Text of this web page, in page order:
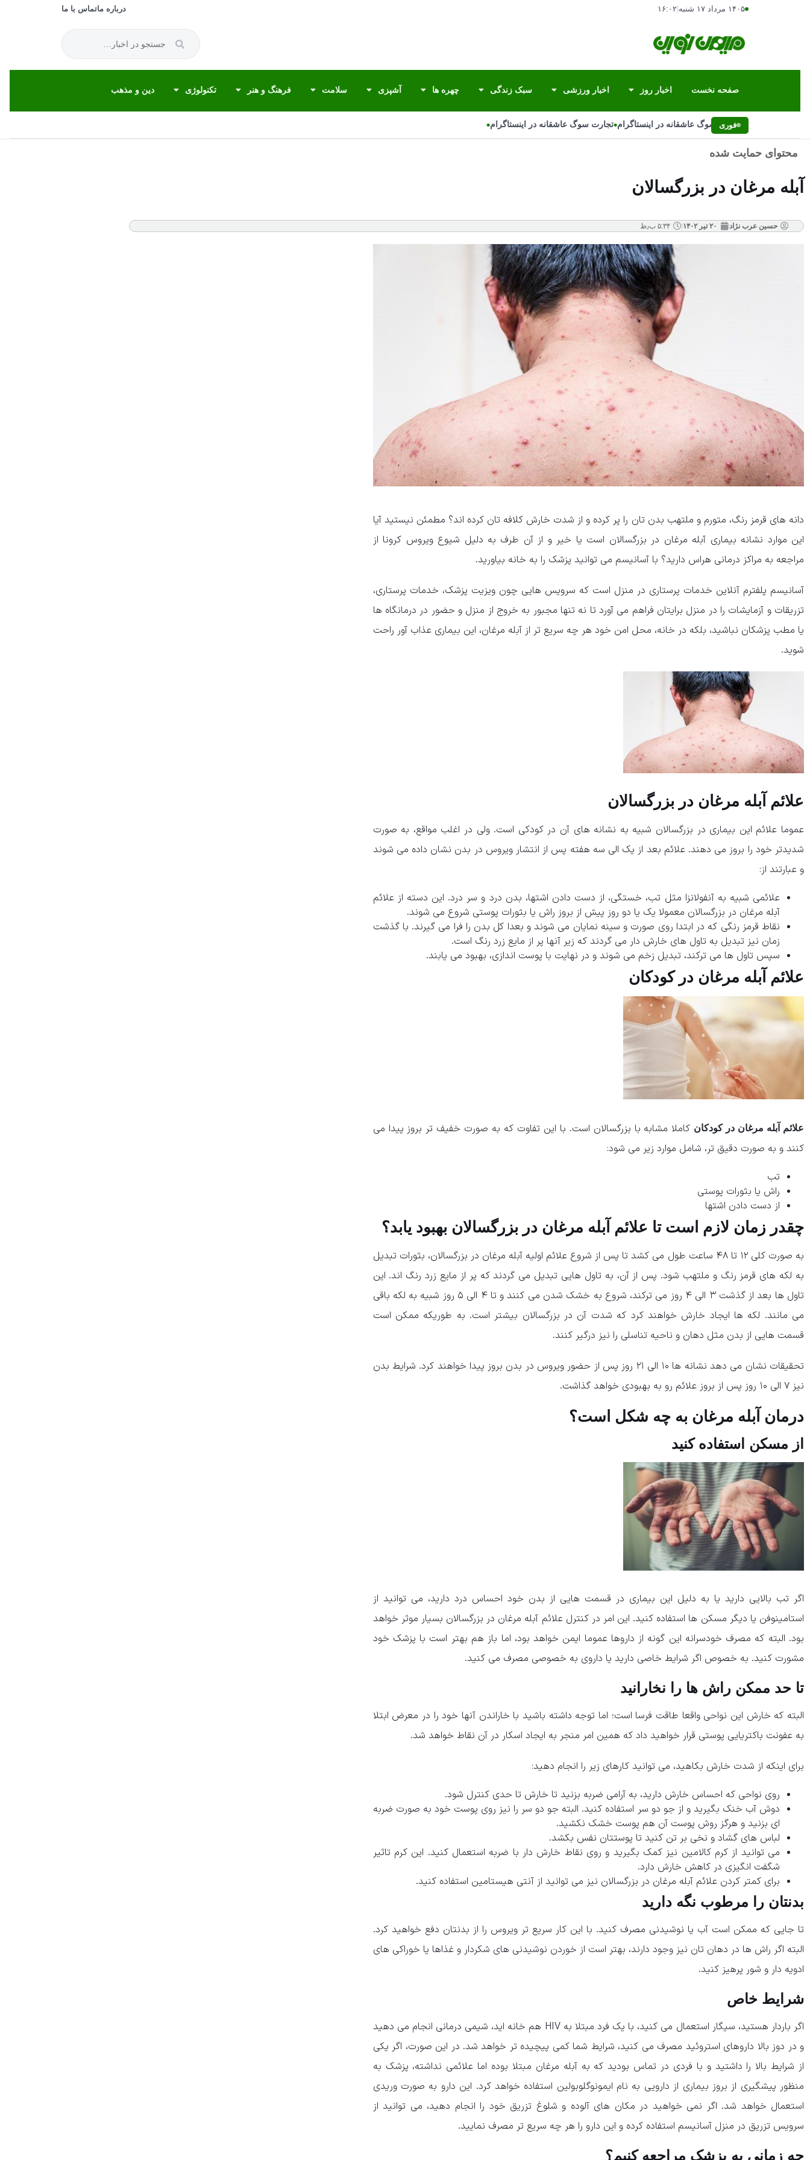
۱۴۰۵ مرداد ۱۷ شنبه ۱۶:۰۲ درباره ماتماس با ما
صفحه نخست اخبار روز اخبار ورزشی سبک زندگی چهره ها آشپزی سلامت فرهنگ و هنر تکنولوژی دین و مذهب
فوری
تجارت سوگ عاشقانه در اینستاگرام•تجارت سوگ عاشقانه در اینستاگرام•
محتوای حمایت شده
آبله مرغان در بزرگسالان
حسین عرب نژاد ۲۰ تیر ۱۴۰۲ ۵:۳۴ ب٫ظ
دانه های قرمز رنگ، متورم و ملتهب بدن تان را پر کرده و از شدت خارش کلافه تان کرده اند؟ مطمئن نیستید آیا
این موارد نشانه بیماری آبله مرغان در بزرگسالان است یا خیر و از آن طرف به دلیل شیوع ویروس کرونا از
مراجعه به مراکز درمانی هراس دارید؟ با آسانیسم می توانید پزشک را به خانه بیاورید.
آسانیسم پلفترم آنلاین خدمات پرستاری در منزل است که سرویس هایی چون ویزیت پزشک، خدمات پرستاری،
تزریقات و آزمایشات را در منزل برایتان فراهم می آورد تا نه تنها مجبور به خروج از منزل و حضور در درمانگاه ها
یا مطب پزشکان نباشید، بلکه در خانه، محل امن خود هر چه سریع تر از آبله مرغان، این بیماری عذاب آور راحت
شوید.
علائم آبله مرغان در بزرگسالان
عموما علائم این بیماری در بزرگسالان شبیه به نشانه های آن در کودکی است. ولی در اغلب مواقع، به صورت
شدیدتر خود را بروز می دهند. علائم بعد از یک الی سه هفته پس از انتشار ویروس در بدن نشان داده می شوند
و عبارتند از:
علائمی شبیه به آنفولانزا مثل تب، خستگی، از دست دادن اشتها، بدن درد و سر درد. این دسته از علائم
آبله مرغان در بزرگسالان معمولا یک یا دو روز پیش از بروز راش یا بثورات پوستی شروع می شوند.
نقاط قرمز رنگی که در ابتدا روی صورت و سینه نمایان می شوند و بعدا کل بدن را فرا می گیرند. با گذشت
زمان نیز تبدیل به تاول های خارش دار می گردند که زیر آنها پر از مایع زرد رنگ است.
سپس تاول ها می ترکند، تبدیل زخم می شوند و در نهایت با پوست اندازی، بهبود می یابند.
علائم آبله مرغان در کودکان
علائم آبله مرغان در کودکان کاملا مشابه با بزرگسالان است. با این تفاوت که به صورت خفیف تر بروز پیدا می
کنند و به صورت دقیق تر، شامل موارد زیر می شود:
تب
راش یا بثورات پوستی
از دست دادن اشتها
چقدر زمان لازم است تا علائم آبله مرغان در بزرگسالان بهبود یابد؟
به صورت کلی ۱۲ تا ۴۸ ساعت طول می کشد تا پس از شروع علائم اولیه آبله مرغان در بزرگسالان، بثورات تبدیل
به لکه های قرمز رنگ و ملتهب شود. پس از آن، به تاول هایی تبدیل می گردند که پر از مایع زرد رنگ اند. این
تاول ها بعد از گذشت ۳ الی ۴ روز می ترکند، شروع به خشک شدن می کنند و تا ۴ الی ۵ روز شبیه به لکه باقی
می مانند. لکه ها ایجاد خارش خواهند کرد که شدت آن در بزرگسالان بیشتر است. به طوریکه ممکن است
قسمت هایی از بدن مثل دهان و ناحیه تناسلی را نیز درگیر کنند.
تحقیقات نشان می دهد نشانه ها ۱۰ الی ۲۱ روز پس از حضور ویروس در بدن بروز پیدا خواهند کرد. شرایط بدن
نیز ۷ الی ۱۰ روز پس از بروز علائم رو به بهبودی خواهد گذاشت.
درمان آبله مرغان به چه شکل است؟
از مسکن استفاده کنید
اگر تب بالایی دارید یا به دلیل این بیماری در قسمت هایی از بدن خود احساس درد دارید، می توانید از
استامینوفن یا دیگر مسکن ها استفاده کنید. این امر در کنترل علائم آبله مرغان در بزرگسالان بسیار موثر خواهد
بود. البته که مصرف خودسرانه این گونه از داروها عموما ایمن خواهد بود، اما باز هم بهتر است با پزشک خود
مشورت کنید. به خصوص اگر شرایط خاصی دارید یا داروی به خصوصی مصرف می کنید.
تا حد ممکن راش ها را نخارانید
البته که خارش این نواحی واقعا طاقت فرسا است؛ اما توجه داشته باشید با خاراندن آنها خود را در معرض ابتلا
به عفونت باکتریایی پوستی قرار خواهید داد که همین امر منجر به ایجاد اسکار در آن نقاط خواهد شد.
برای اینکه از شدت خارش بکاهید، می توانید کارهای زیر را انجام دهید:
روی نواحی که احساس خارش دارید، به آرامی ضربه بزنید تا خارش تا حدی کنترل شود.
دوش آب خنک بگیرید و از جو دو سر استفاده کنید. البته جو دو سر را نیز روی پوست خود به صورت ضربه
ای بزنید و هرگز روش پوست آن هم پوست خشک نکشید.
لباس های گشاد و نخی بر تن کنید تا پوستتان نفس بکشد.
می توانید از کرم کالامین نیز کمک بگیرید و روی نقاط خارش دار با ضربه استعمال کنید. این کرم تاثیر
شگفت انگیزی در کاهش خارش دارد.
برای کمتر کردن علائم آبله مرغان در بزرگسالان نیز می توانید از آنتی هیستامین استفاده کنید.
بدنتان را مرطوب نگه دارید
تا جایی که ممکن است آب یا نوشیدنی مصرف کنید. با این کار سریع تر ویروس را از بدنتان دفع خواهید کرد.
البته اگر راش ها در دهان تان نیز وجود دارند، بهتر است از خوردن نوشیدنی های شکردار و غذاها یا خوراکی های
ادویه دار و شور پرهیز کنید.
شرایط خاص
اگر باردار هستید، سیگار استعمال می کنید، با یک فرد مبتلا به HIV هم خانه اید، شیمی درمانی انجام می دهید
و در دوز بالا داروهای استروئید مصرف می کنید، شرایط شما کمی پیچیده تر خواهد شد. در این صورت، اگر یکی
از شرایط بالا را داشتید و با فردی در تماس بودید که به آبله مرغان مبتلا بوده اما علائمی نداشته، پزشک به
منظور پیشگیری از بروز بیماری از دارویی به نام ایمونوگلوبولین استفاده خواهد کرد. این دارو به صورت وریدی
استعمال خواهد شد. اگر نمی خواهید در مکان های آلوده و شلوغ تزریق خود را انجام دهید، می توانید از
سرویس تزریق در منزل آسانیسم استفاده کرده و این دارو را هر چه سریع تر مصرف نمایید.
چه زمانی به پزشک مراجعه کنیم؟